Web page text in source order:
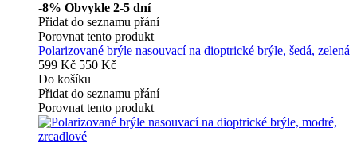
-8% Obvykle 2-5 dní
Přidat do seznamu přání
Porovnat tento produkt
Polarizované brýle nasouvací na dioptrické brýle, šedá, zelená
599 Kč 550 Kč
Do košíku
Přidat do seznamu přání
Porovnat tento produkt